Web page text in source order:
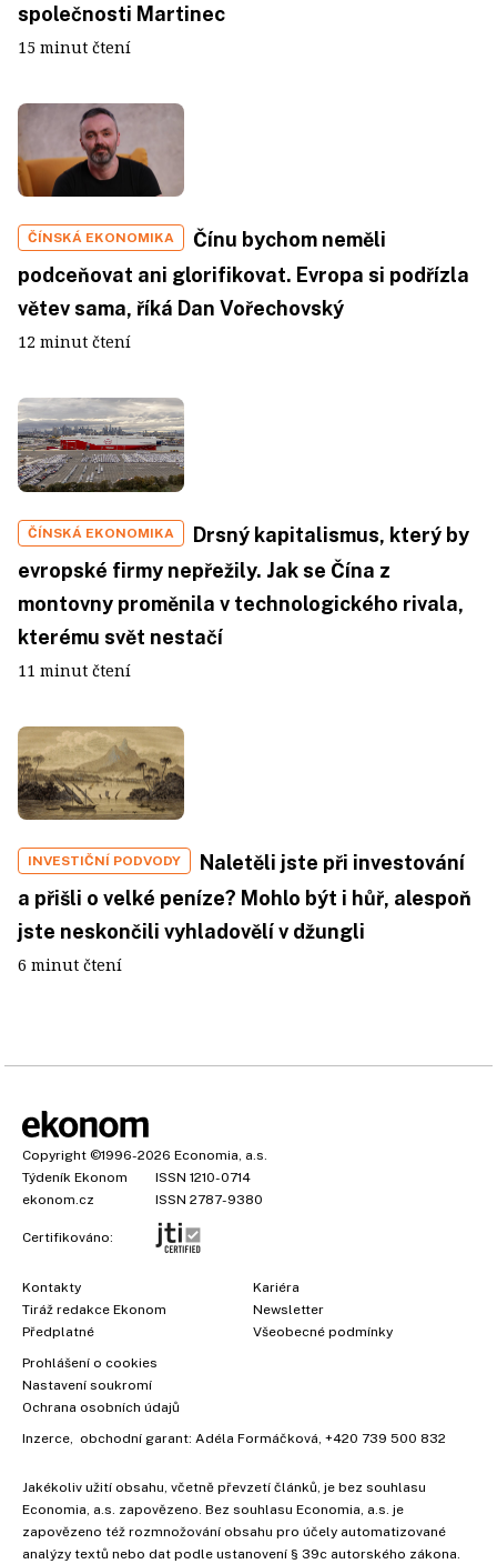
společnosti Martinec
15 minut čtení
ČÍNSKÁ EKONOMIKA
Čínu bychom neměli
podceňovat ani glorifikovat. Evropa si podřízla
větev sama, říká Dan Vořechovský
12 minut čtení
ČÍNSKÁ EKONOMIKA
Drsný kapitalismus, který by
evropské firmy nepřežily. Jak se Čína z
montovny proměnila v technologického rivala,
kterému svět nestačí
11 minut čtení
INVESTIČNÍ PODVODY
Naletěli jste při investování
a přišli o velké peníze? Mohlo být i hůř, alespoň
jste neskončili vyhladovělí v džungli
6 minut čtení
Copyright ©1996-2026 Economia, a.s.
Týdeník Ekonom
ISSN 1210-0714
ekonom.cz
ISSN 2787-9380
Certifikováno:
Kontakty
Tiráž redakce Ekonom
Předplatné
Kariéra
Newsletter
Všeobecné podmínky
Prohlášení o cookies
Nastavení soukromí
Ochrana osobních údajů
Inzerce, obchodní garant: Adéla Formáčková, +420 739 500 832
Jakékoliv užití obsahu, včetně převzetí článků, je bez souhlasu
Economia, a.s. zapovězeno. Bez souhlasu Economia, a.s. je
zapovězeno též rozmnožování obsahu pro účely automatizované
analýzy textů nebo dat podle ustanovení § 39c autorského zákona.